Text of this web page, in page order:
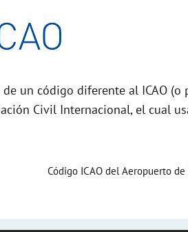
un código diferente al ICAO (o
Civil Internacional, el cual
Código ICAO del Aeropuerto